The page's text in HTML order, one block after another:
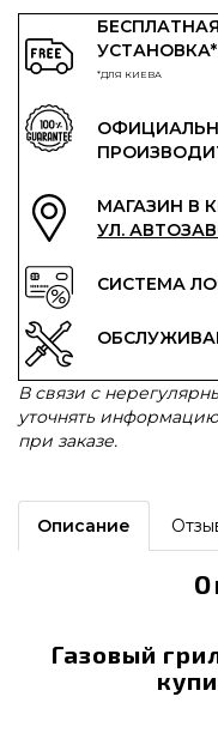
УСТАНОВКА*
*ДЛЯ КИЕВА
МАГАЗИН В
УЛ.
СИСТЕМА
В связи с
уточнять
при заказе.
Описание
Газовый